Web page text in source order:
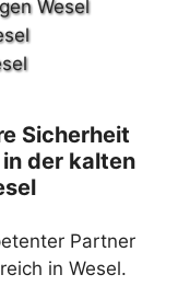
Sicherheit
der kalten
Partner
in Wesel.